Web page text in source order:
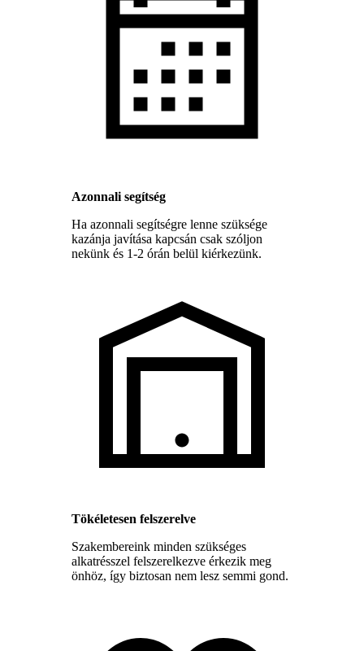
Azonnali segítség
Ha azonnali segítségre lenne szüksége
kazánja javítása kapcsán csak szóljon
nekünk és 1-2 órán belül kiérkezünk.
Tökéletesen felszerelve
Szakembereink minden szükséges
alkatrésszel felszerelkezve érkezik meg
önhöz, így biztosan nem lesz semmi gond.